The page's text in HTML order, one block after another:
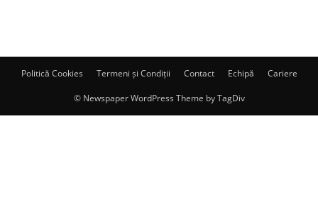
Politică Cookies Termeni și Condiții Contact Echipă Cariere
© Newspaper WordPress Theme by TagDiv